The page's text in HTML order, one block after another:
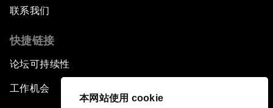
本网站使用 cookie
联系我们
快捷链接
论坛可持续性
工作机会